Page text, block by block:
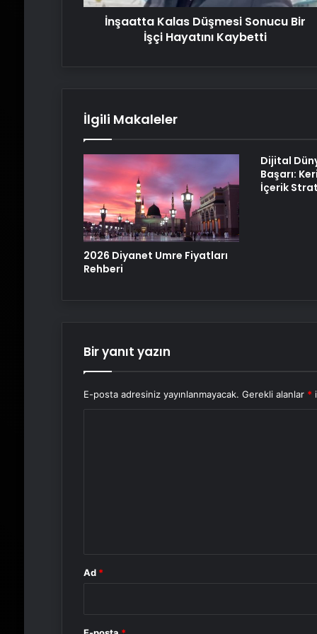
İnşaatta Kalas Düşmesi Sonucu Bir
İşçi Hayatını Kaybetti
İlgili Makaleler
2026 Diyanet Umre Fiyatları
Rehberi
Dijital
Başarı:
İçerik
Bir yanıt yazın
E-posta adresiniz yayınlanmayacak. Gerekli alanlar *
Ad *